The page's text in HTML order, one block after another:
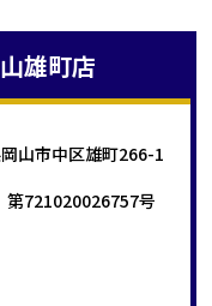
雄町店
山市中区雄町266-1
721020026757号